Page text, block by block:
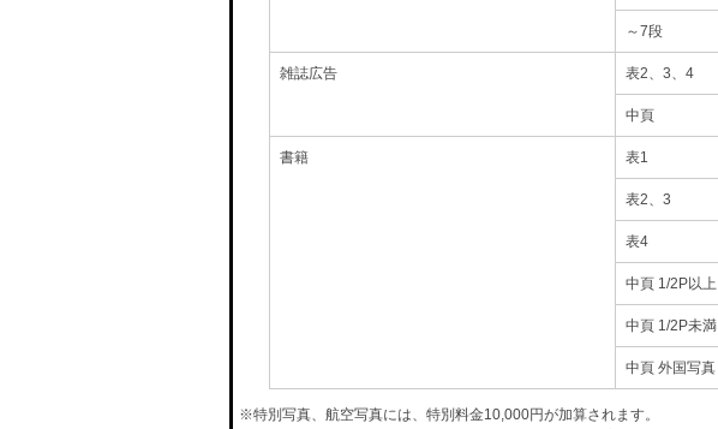
～7段
雑誌広告 表2、3、4
中頁
書籍 表1
表2、3
表4
中頁 1/2P以上
中頁 1/2P未満
中頁 外国写真
※特別写真、航空写真には、特別料金10,000円が加算されます。